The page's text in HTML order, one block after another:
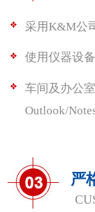
采用K&M公
使用仪器设
车间及办公
Outlook/
严